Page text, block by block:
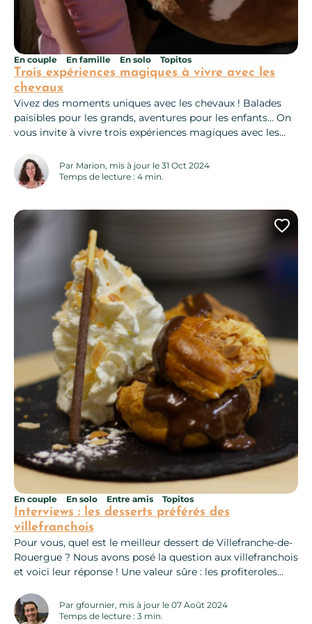
Trois expériences magiques à vivre avec les
chevaux
En couple En famille En solo Topitos
Vivez des moments uniques avec les chevaux ! Balades
paisibles pour les grands, aventures pour les enfants… On
vous invite à vivre trois expériences magiques avec les
empruntez des sentiers ombragés, traversez des prairies
baignées de soleil et découvrez des lieux secrets où seul le
chant de...
Par Marion, mis à jour le 31 Oct 2024
Temps de lecture : 4 min.
Interviews : les desserts préférés des
villefranchois
En couple En solo Entre amis Topitos
Pour vous, quel est le meilleur dessert de Villefranche-de-
Rouergue ? Nous avons posé la question aux villefranchois
et voici leur réponse ! Une valeur sûre : les profiteroles
restaurant Gaya sont un vrai régal pour les fans de
desserts classiques. Ces petits choux dorés et
Par gfournier, mis à jour le 07 Août 2024
Temps de lecture : 3 min.